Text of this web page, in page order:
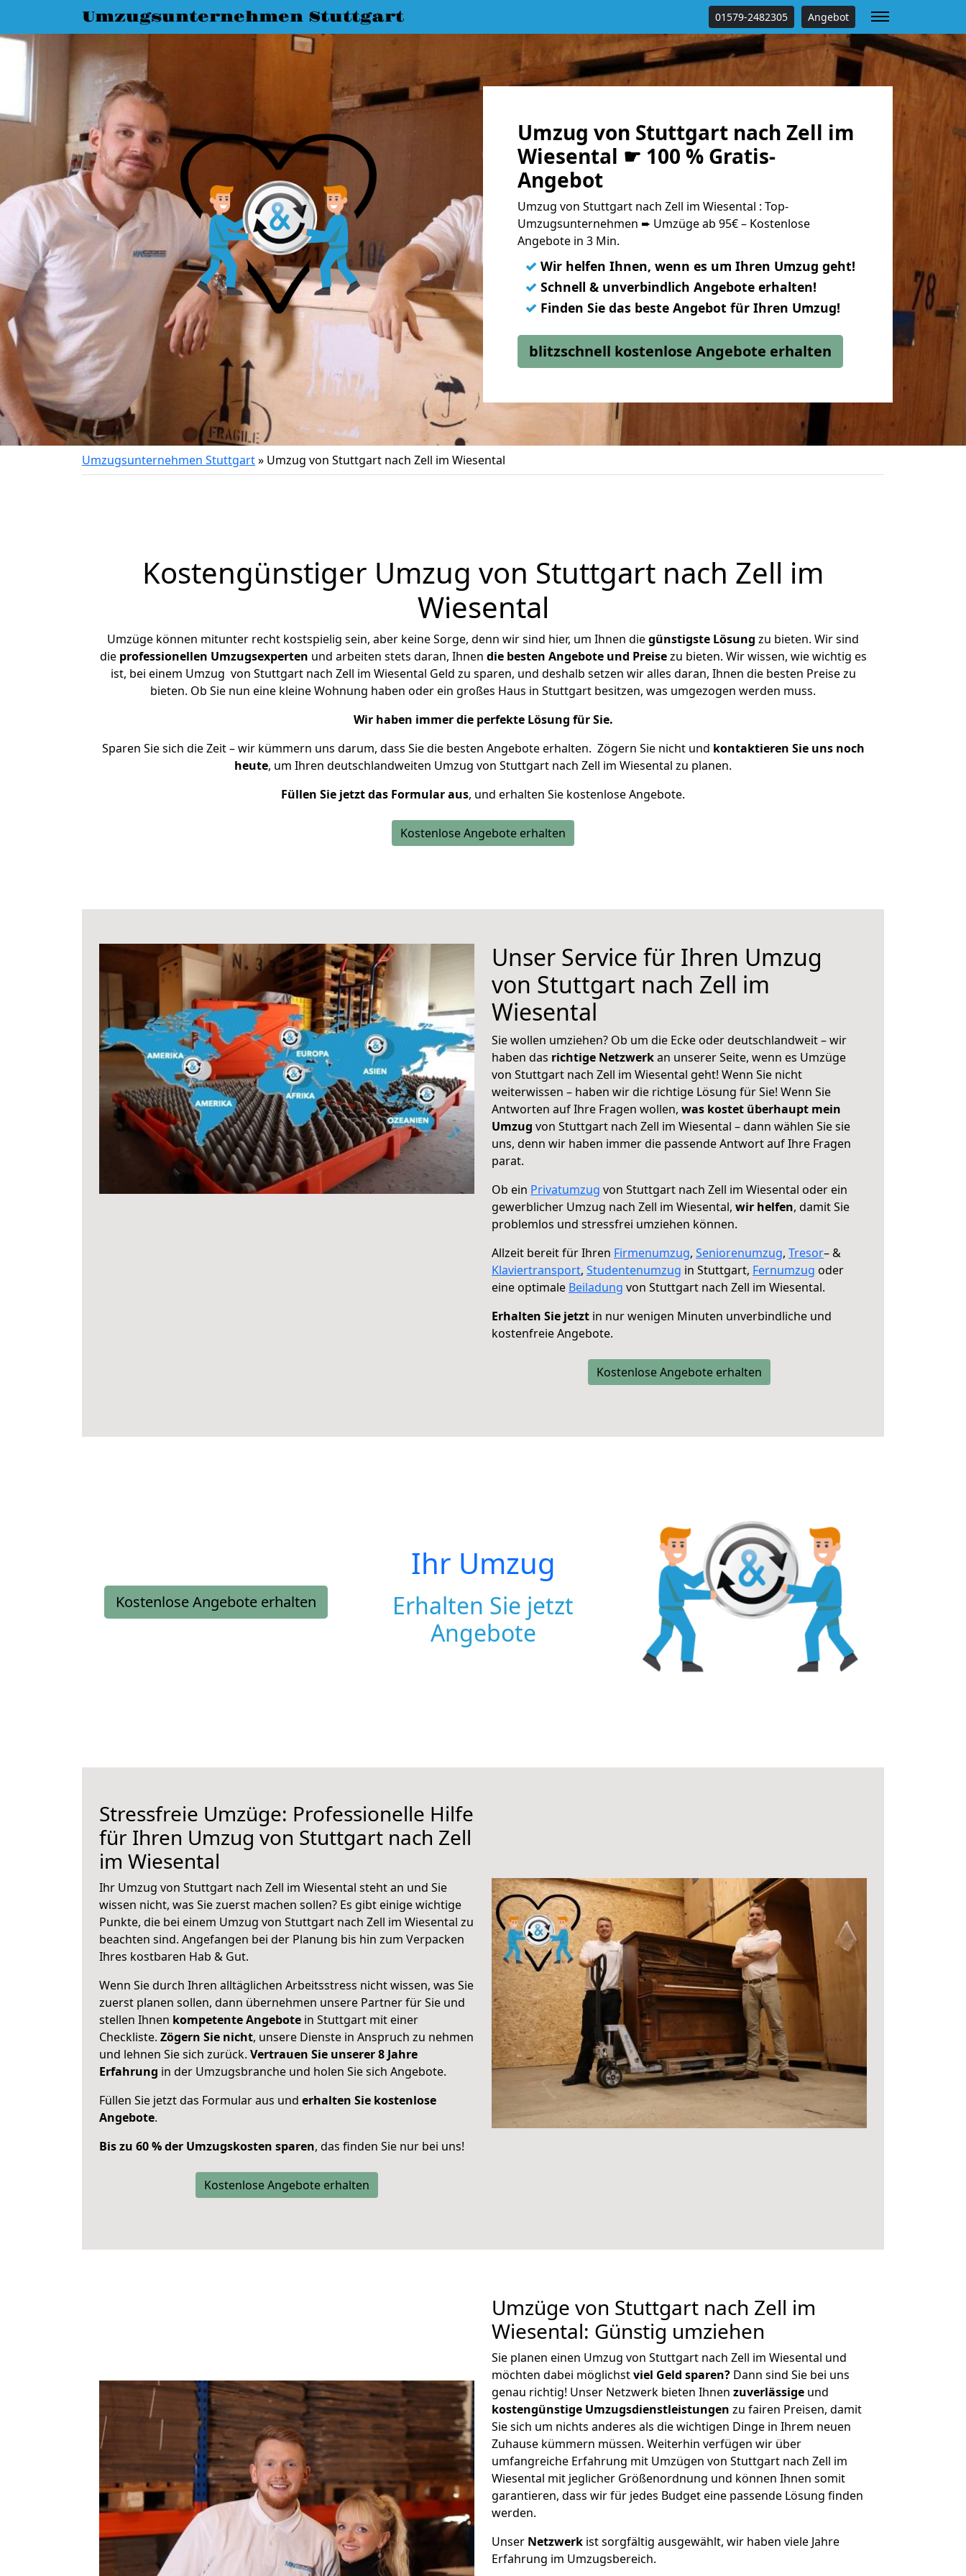
Umzugsunternehmen Stuttgart 01579-2482305 Angebot
Umzug von Stuttgart nach Zell im
Wiesental ☛ 100 % Gratis-
Angebot
Umzug von Stuttgart nach Zell im Wiesental : Top-
Umzugsunternehmen ➨ Umzüge ab 95€ – Kostenlose
Angebote in 3 Min.
✓ Wir helfen Ihnen, wenn es um Ihren Umzug geht!
✓ Schnell & unverbindlich Angebote erhalten!
✓ Finden Sie das beste Angebot für Ihren Umzug!
blitzschnell kostenlose Angebote erhalten
Umzugsunternehmen Stuttgart» Umzug von Stuttgart nach Zell im Wiesental
Kostengünstiger Umzug von Stuttgart nach Zell im
Wiesental
Umzüge können mitunter recht kostspielig sein, aber keine Sorge, denn wir sind hier, um Ihnen diegünstigste Lösung zu bieten. Wir sind
die professionellen Umzugsexperten und arbeiten stets daran, Ihnen die besten Angebote und Preisezu bieten. Wir wissen, wie wichtig es
ist, bei einem Umzug von Stuttgart nach Zell im Wiesental Geld zu sparen, und deshalb setzen wir alles daran, Ihnen die besten Preise zu
bieten. Ob Sie nun eine kleine Wohnung haben oder ein großes Haus in Stuttgart besitzen, was umgezogen werden muss.
Wir haben immer die perfekte Lösung für Sie.
Sparen Sie sich die Zeit – wir kümmern uns darum, dass Sie die besten Angebote erhalten. Zögern Sie nicht und kontaktieren Sie uns noch
heute, um Ihren deutschlandweiten Umzug von Stuttgart nach Zell im Wiesental zu planen.
Füllen Sie jetzt das Formular aus, und erhalten Sie kostenlose Angebote.
Kostenlose Angebote erhalten
Unser Service für Ihren Umzug
von Stuttgart nach Zell im
Wiesental
Sie wollen umziehen? Ob um die Ecke oder deutschlandweit – wir
haben das richtige Netzwerkan unserer Seite, wenn es Umzüge
von Stuttgart nach Zell im Wiesental geht! Wenn Sie nicht
weiterwissen – haben wir die richtige Lösung für Sie! Wenn Sie
Antworten auf Ihre Fragen wollen, was kostet überhaupt mein
Umzug von Stuttgart nach Zell im Wiesental – dann wählen Sie sie
uns, denn wir haben immer die passende Antwort auf Ihre Fragen
parat.
Ob ein Privatumzug von Stuttgart nach Zell im Wiesental oder ein
gewerblicher Umzug nach Zell im Wiesental, wir helfen, damit Sie
problemlos und stressfrei umziehen können.
Allzeit bereit für Ihren Firmenumzug, Seniorenumzug, Tresor– &
Klaviertransport, Studentenumzug in Stuttgart, Fernumzug oder
eine optimale Beiladung von Stuttgart nach Zell im Wiesental.
Erhalten Sie jetzt in nur wenigen Minuten unverbindliche und
kostenfreie Angebote.
Kostenlose Angebote erhalten
Kostenlose Angebote erhalten
Ihr Umzug
Erhalten Sie jetzt
Angebote
Stressfreie Umzüge: Professionelle Hilfe
für Ihren Umzug von Stuttgart nach Zell
im Wiesental
Ihr Umzug von Stuttgart nach Zell im Wiesental steht an und Sie
wissen nicht, was Sie zuerst machen sollen? Es gibt einige wichtige
Punkte, die bei einem Umzug von Stuttgart nach Zell im Wiesental zu
beachten sind. Angefangen bei der Planung bis hin zum Verpacken
Ihres kostbaren Hab & Gut.
Wenn Sie durch Ihren alltäglichen Arbeitsstress nicht wissen, was Sie
zuerst planen sollen, dann übernehmen unsere Partner für Sie und
stellen Ihnen kompetente Angebote in Stuttgart mit einer
Checkliste. Zögern Sie nicht, unsere Dienste in Anspruch zu nehmen
und lehnen Sie sich zurück. Vertrauen Sie unserer 8 Jahre
Erfahrung in der Umzugsbranche und holen Sie sich Angebote.
Füllen Sie jetzt das Formular aus und erhalten Sie kostenlose
Angebote.
Bis zu 60 % der Umzugskosten sparen, das finden Sie nur bei uns!
Kostenlose Angebote erhalten
Umzüge von Stuttgart nach Zell im
Wiesental: Günstig umziehen
Sie planen einen Umzug von Stuttgart nach Zell im Wiesental und
möchten dabei möglichstviel Geld sparen? Dann sind Sie bei uns
genau richtig! Unser Netzwerk bieten Ihnen zuverlässige und
kostengünstige Umzugsdienstleistungen zu fairen Preisen, damit
Sie sich um nichts anderes als die wichtigen Dinge in Ihrem neuen
Zuhause kümmern müssen. Weiterhin verfügen wir über
umfangreiche Erfahrung mit Umzügen von Stuttgart nach Zell im
Wiesental mit jeglicher Größenordnung und können Ihnen somit
garantieren, dass wir für jedes Budget eine passende Lösung finden
werden.
Unser Netzwerk ist sorgfältig ausgewählt, wir haben viele Jahre
Erfahrung im Umzugsbereich.